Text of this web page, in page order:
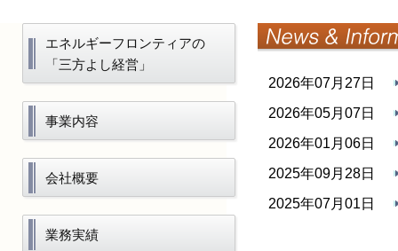
2026年07月27日
2026年05月07日
2026年01月06日
2025年09月28日
2025年07月01日
エネルギーフロンティアの
「三方よし経営」
事業内容
会社概要
業務実績